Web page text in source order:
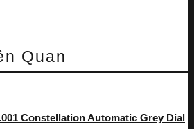
Quan
Constellation Automatic Grey Dial